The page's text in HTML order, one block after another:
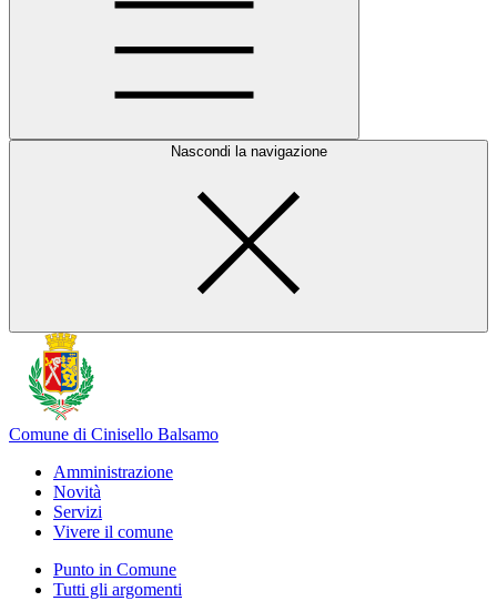
Nascondi la navigazione
Comune di Cinisello Balsamo
Amministrazione
Novità
Servizi
Vivere il comune
Punto in Comune
Tutti gli argomenti